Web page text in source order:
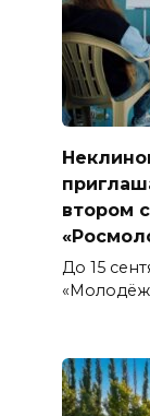
втором
До 15